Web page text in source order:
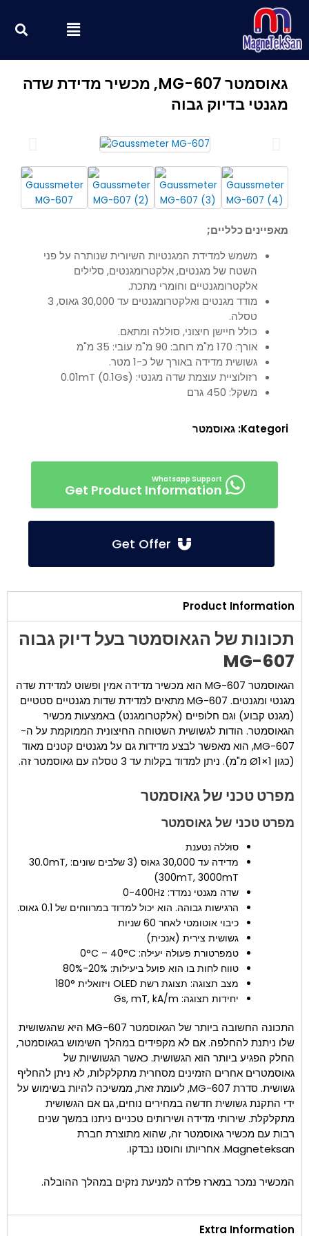
לתוכן
Menu
גאוסמטר MG-607, מכשיר מדידת שדה
מגנטי בדיוק גבוה
מאפיינים כלליים;
משמש למדידת המגנטיות השיורית שנותרה על פני
השטח של מגנטים, אלקטרומגנטים, סלילים
אלקטרומגנטיים וחומרי מתכת.
מודד מגנטים ואלקטרומגנטים עד 30,000 גאוס, 3
טסלה.
כולל חיישן חיצוני, סוללה ומתאם.
אורך: 170 מ"מ רוחב: 90 מ"מ עובי: 35 מ"מ
גשושית מדידה באורך של כ-1 מטר.
רזולוציית עוצמת שדה מגנטי: 0.01mT (0.1Gs)
משקל: 450 גרם
Kategori: גאוסמטר
Get Product Information
Product Information
תכונות של הגאוסמטר בעל דיוק גבוה
MG-607
הגאוסמטר MG-607 הוא מכשיר מדידה אמין ופשוט למדידת שדה
מגנטי ומגנטים. MG-607 מתאים למדידת שדות מגנטיים סטטיים
(מגנט קבוע) וגם חלופיים (אלקטרומגנט) באמצעות מכשיר
הגאוסמטר. הודות לגשושית השטוחה החיצונית הממוקמת על ה-
MG-607, הוא מאפשר לבצע מדידות גם על מגנטים קטנים מאוד
(כגון Ø1×1 מ"מ). ניתן למדוד בקלות עד 3 טסלה עם גאוסמטר זה.
מפרט טכני של גאוסמטר
מפרט טכני של גאוסמטר
סוללה נטענת
מדידה עד 30,000 גאוס (3 שלבים שונים: 30.0mT,
300mT, 3000mT)
שדה מגנטי נמדד: 0-400Hz
הרגישות גבוהה. הוא יכול למדוד במרווחים של 0.1 גאוס.
כיבוי אוטומטי לאחר 60 שניות
גשושית צירית (אנכית)
טמפרטורת פעולה יעילה: 0°C – 40°C
טווח לחות בו הוא פועל ביעילות: 20%-80%
מצב תצוגה: תצוגת רשת OLED ויזואלית 180°
יחידות תצוגה: Gs, mT, kA/m
התכונה החשובה ביותר של הגאוסמטר MG-607 היא שהגשושית
שלו ניתנת להחלפה. אם לא מקפידים במהלך השימוש בגאוסמטר,
החלק הפגיע ביותר הוא הגשושית. כאשר הגשושיות של
גאוסמטרים אחרים הזמינים מסחרית מתקלקלות, לא ניתן להחליף
גשושית. סדרת MG-607, לעומת זאת, ממשיכה להיות בשימוש על
ידי התקנת גשושית חדשה במחירים נוחים, גם אם הגשושית
מתקלקלת. שירותי מדידה ושירותים טכניים ניתנו במשך שנים
רבות עם מכשיר גאוסמטר זה, שהוא מתוצרת חברת
Magneteksan. אחריותו וחוסנו נבדקו.
המכשיר נמכר במארז פלדה למניעת נזקים במהלך ההובלה.
Extra Information